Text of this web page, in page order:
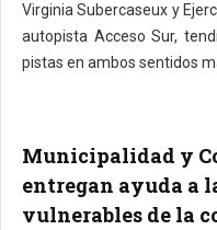
Virginia Subercaseux y
autopista Acceso Sur,
pistas en ambos sentidos
Municipalidad y
entregan ayuda a
vulnerables de la